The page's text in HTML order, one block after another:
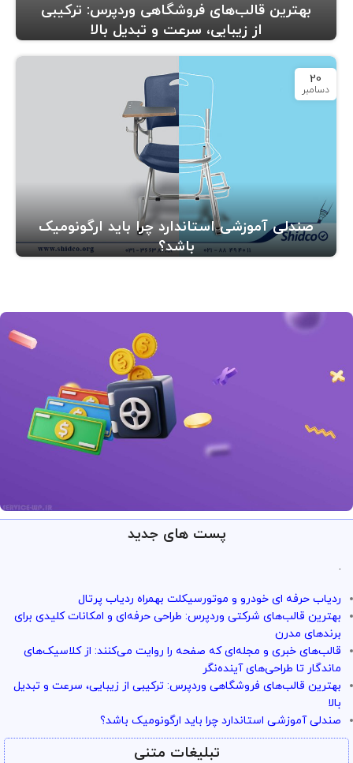
بهترین قالب‌های فروشگاهی وردپرس: ترکیبی
از زیبایی، سرعت و تبدیل بالا
20
دسامبر
صندلی آموزشی استاندارد چرا باید ارگونومیک
باشد؟
با خیال راحت میتونی از خدمات و سرویس ها استفاده کنی
پست های جدید
.
ردیاب حرفه ای خودرو و موتورسیکلت بهمراه ردیاب پرتال
بهترین قالب‌های شرکتی وردپرس: طراحی حرفه‌ای و امکانات کلیدی برای
برندهای مدرن
قالب‌های خبری و مجله‌ای که صفحه را روایت می‌کنند: از کلاسیک‌های
ماندگار تا طراحی‌های آینده‌نگر
بهترین قالب‌های فروشگاهی وردپرس: ترکیبی از زیبایی، سرعت و تبدیل
بالا
صندلی آموزشی استاندارد چرا باید ارگونومیک باشد؟
تبلیغات متنی